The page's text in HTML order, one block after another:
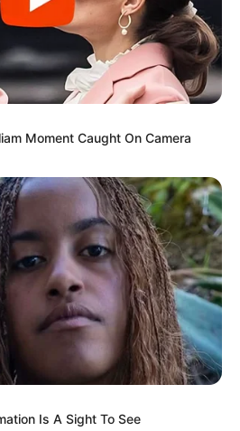
Moment Caught On Camera
Is A Sight To See